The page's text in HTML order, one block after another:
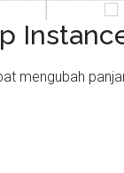
mengubah